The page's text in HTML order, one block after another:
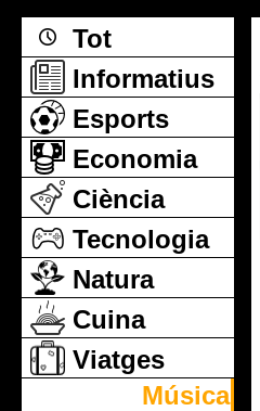
Tot
Informatius
Esports
Economia
Ciència
Tecnologia
Natura
Cuina
Viatges
Música